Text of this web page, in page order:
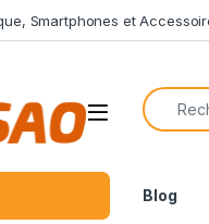
Smartphones et
Open
Search
Blog